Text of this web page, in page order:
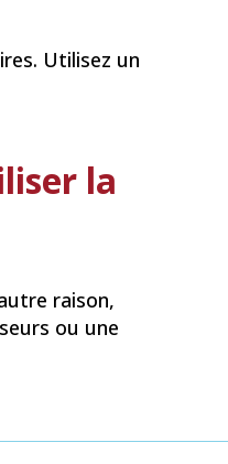
Utilisez un
la
raison,
ou une